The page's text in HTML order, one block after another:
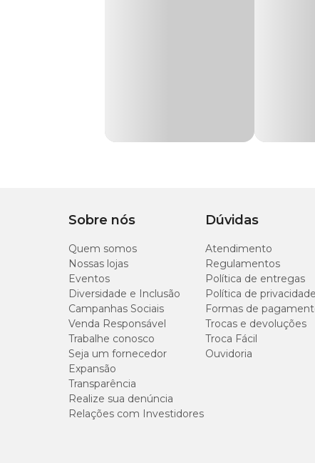
Seu pássaro vai adorar a novidade — e você vai sentir a
Cobasi, você encontra a
Bica Pedra com Espelho
nossaslojas
Medidas aproximadas
Espelho: 12cm X 6cm;
Poleiro: 10cm.
Sobre nós
Quem somos
Nossas lojas
Eventos
Diversidade e Inclusão
Campanhas Sociais
Venda Responsável
Trabalhe conosco
Seja um fornecedor
Expansão
Transparência
Realize sua denúncia
Relações com Investidores
Dúvidas
Atendimento
Regulamentos
Política de entregas
Política de privacidade
Formas de
Trocas e devoluções
Troca Fácil
Ouvidoria